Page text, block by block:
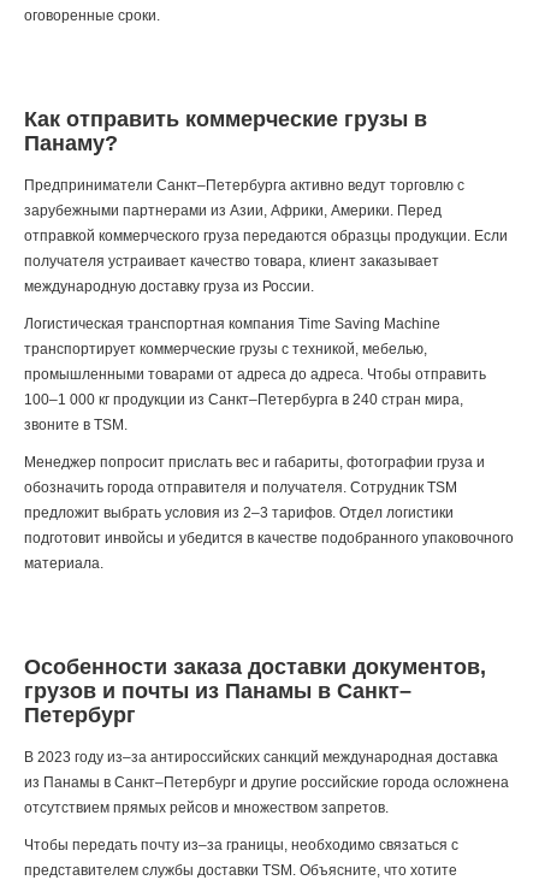
оговоренные сроки.
Как отправить коммерческие грузы в
Панаму?
Предприниматели Санкт–Петербурга активно ведут торговлю с
зарубежными партнерами из Азии, Африки, Америки. Перед
отправкой коммерческого груза передаются образцы продукции. Если
получателя устраивает качество товара, клиент заказывает
международную доставку груза из России.
Логистическая транспортная компания Time Saving Machine
транспортирует коммерческие грузы с техникой, мебелью,
промышленными товарами от адреса до адреса. Чтобы отправить
100–1 000 кг продукции из Санкт–Петербурга в 240 стран мира,
звоните в TSM.
Менеджер попросит прислать вес и габариты, фотографии груза и
обозначить города отправителя и получателя. Сотрудник TSM
предложит выбрать условия из 2–3 тарифов. Отдел логистики
подготовит инвойсы и убедится в качестве подобранного упаковочного
материала.
Особенности заказа доставки документов,
грузов и почты из Панамы в Санкт–
Петербург
В 2023 году из–за антироссийских санкций международная доставка
из Панамы в Санкт–Петербург и другие российские города осложнена
отсутствием прямых рейсов и множеством запретов.
Чтобы передать почту из–за границы, необходимо связаться с
представителем службы доставки TSM. Объясните, что хотите